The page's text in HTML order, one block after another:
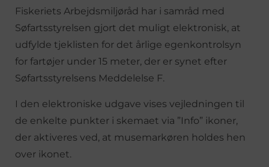
Fiskeriets Arbejdsmiljøråd har i samråd med
Søfartsstyrelsen gjort det muligt elektronisk, at
udfylde tjeklisten for det årlige egenkontrolsyn
for fartøjer under 15 meter, der er synet efter
Søfartsstyrelsens Meddelelse F.
I den elektroniske udgave vises vejledningen til
de enkelte punkter i skemaet via ”Info” ikoner,
der aktiveres ved, at musemarkøren holdes hen
over ikonet.